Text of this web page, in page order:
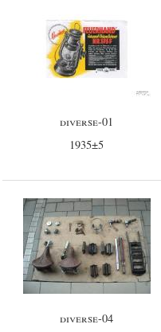
diverse-01
1935±5
diverse-04